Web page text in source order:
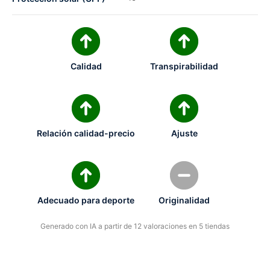
Calidad Transpirabilidad
Relación calidad-precio Ajuste
Adecuado para deporte Originalidad
Generado con IA a partir de 12 valoraciones en 5 tiendas